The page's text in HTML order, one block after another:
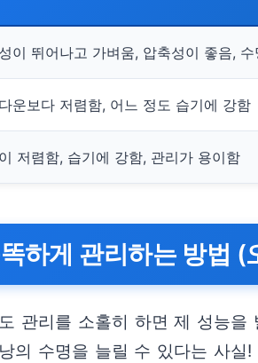
이 뛰어나고 가벼움, 압축성이 좋음, 수
운보다 저렴함, 어느 정도 습기에 강함
저렴함, 습기에 강함, 관리가 용이함
하게 관리하는 방법 (
관리를 소홀히 하면 제 성능
의 수명을 늘릴 수 있다는 사실!